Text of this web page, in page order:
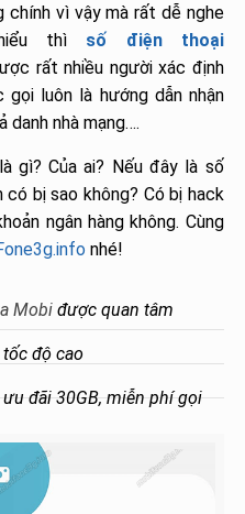
chính vì vậy mà rất dễ nghe
thì số điện thoại
rất nhiều người xác định
luôn là hướng dẫn nhận
danh nhà mạng….
gì? Của ai? Nếu đây là số
bị sao không? Có bị hack
ngân hàng không. Cùng
nhé!
Mobi được quan tâm
tốc độ cao
ưu đãi 30GB, miễn phí gọi